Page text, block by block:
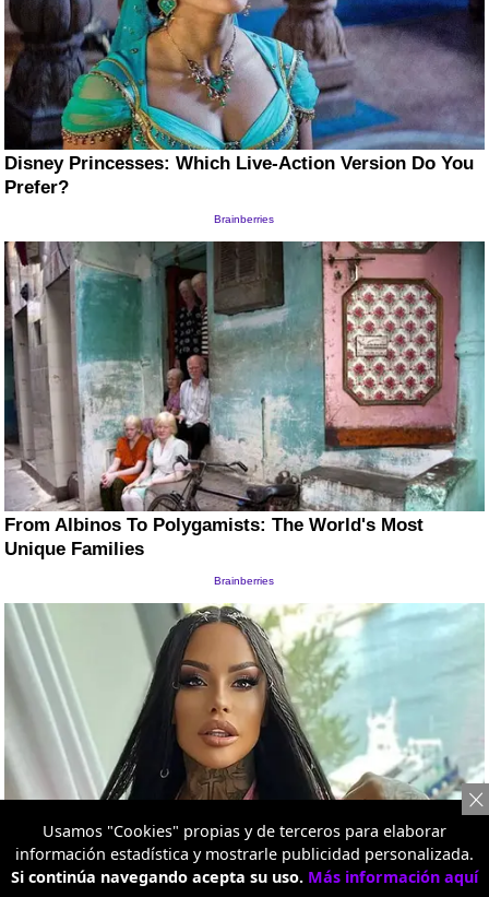
Usamos "Cookies" propias y de terceros para elaborar
información estadística y mostrarle publicidad personalizada.
Si continúa navegando acepta su uso. Más información aquí